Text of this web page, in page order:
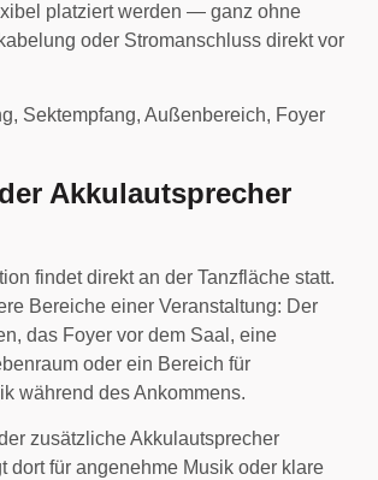
platziert werden — ganz ohne
oder Stromanschluss direkt vor
Sektempfang, Außenbereich, Foyer
Akkulautsprecher
findet direkt an der Tanzfläche statt.
Bereiche einer Veranstaltung: Der
das Foyer vor dem Saal, eine
oder ein Bereich für
während des Ankommens.
zusätzliche Akkulautsprecher
dort für angenehme Musik oder klare